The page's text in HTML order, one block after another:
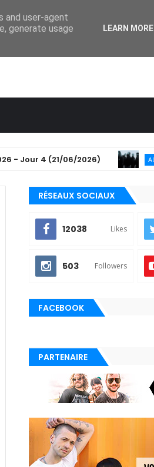
4 (21/06/2026) AUSTRALIE
RÉSEAUX SOCIAUX
12038 Likes
503 Followers
FACEBOOK
PARTENAIRE
and user-agent
generate usage
LEARN MORE